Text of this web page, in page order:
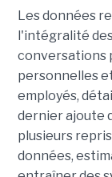
Les données
l'intégralité
conversations
personnelles
employés,
dernier ajoute
plusieurs
données,